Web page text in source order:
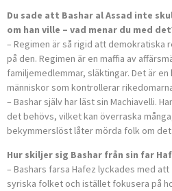
Du sade att Bashar al Assad inte
om han ville – vad menar du med
– Regimen är så rigid att demokratiska
på den. Regimen är en maffia av
familjemedlemmar, släktingar. Det är
människor som kontrollerar
– Bashar själv har läst sin Machiavelli.
det behövs, vilket kan överraska
bekymmerslöst låter mörda folk om
Hur skiljer sig Bashar från sin far
– Bashars farsa Hafez lyckades med
syriska folket och istället fokusera på